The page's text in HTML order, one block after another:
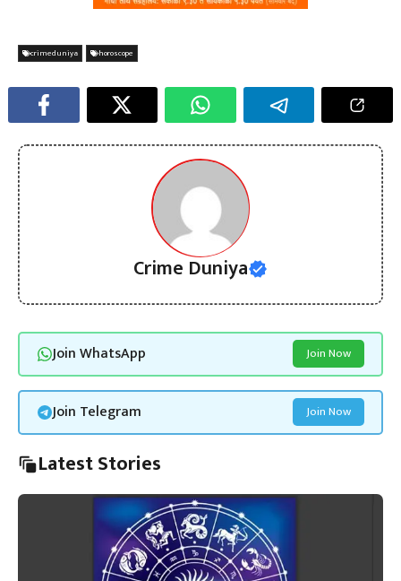
crimeduniya horoscope
Crime Duniya
Join WhatsApp Join Now
Join Telegram Join Now
Latest Stories